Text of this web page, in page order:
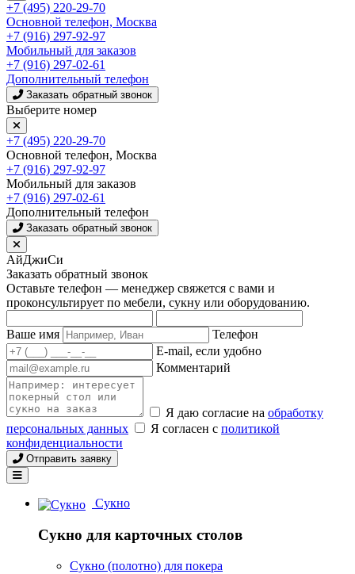
+7 (495) 220-29-70
Основной телефон, Москва
+7 (916) 297-92-97
Мобильный для заказов
+7 (916) 297-02-61
Дополнительный телефон
Заказать обратный звонок
Выберите номер
+7 (495) 220-29-70
Основной телефон, Москва
+7 (916) 297-92-97
Мобильный для заказов
+7 (916) 297-02-61
Дополнительный телефон
Заказать обратный звонок
АйДжиСи
Заказать обратный звонок
Оставьте телефон — менеджер свяжется с вами и
проконсультирует по мебели, сукну или оборудованию.
Ваше имя
Телефон
E-mail, если удобно
Комментарий
Я даю согласие на обработку
персональных данных
Я согласен с политикой
конфиденциальности
Отправить заявку
Сукно
Сукно для карточных столов
Сукно (полотно) для покера